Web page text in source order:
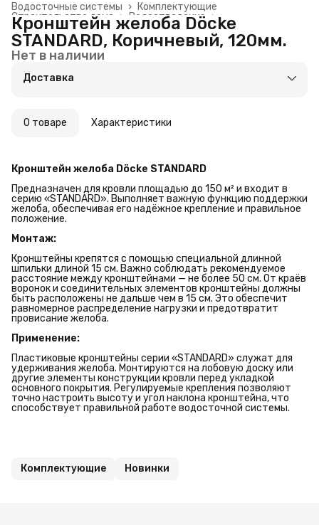
Комплектующие
Водосточные системы ›
Водоотведение ›
Строительство дома
›
Строительство и ремонт
›
Главная ›
Кронштейн желоба Döcke
STANDARD, Коричневый, 120мм.
Нет в наличии
Доставка
О товаре Характеристики
Кронштейн желоба Döcke STANDARD
Предназначен для кровли площадью до 150 м² и входит в
серию «STANDARD». Выполняет важную функцию поддержки
желоба, обеспечивая его надёжное крепление и правильное
положение.
Монтаж:
Кронштейны крепятся с помощью специальной длинной
шпильки длиной 15 см. Важно соблюдать рекомендуемое
расстояние между кронштейнами — не более 50 см. От краёв
воронок и соединительных элементов кронштейны должны
быть расположены не дальше чем в 15 см. Это обеспечит
равномерное распределение нагрузки и предотвратит
провисание желоба.
Применение:
Пластиковые кронштейны серии «STANDARD» служат для
удерживания желоба. Монтируются на лобовую доску или
другие элементы конструкции кровли перед укладкой
основного покрытия. Регулируемые крепления позволяют
точно настроить высоту и угол наклона кронштейна, что
способствует правильной работе водосточной системы.
Комплектующие Новинки